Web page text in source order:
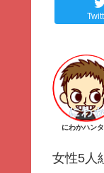
にわかハン
女性5人